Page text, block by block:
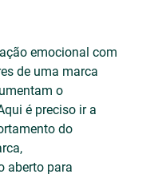
emocional com
de uma marca
o
é preciso ir a
do
aberto para